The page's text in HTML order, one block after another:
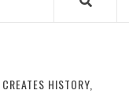
HISTORY,